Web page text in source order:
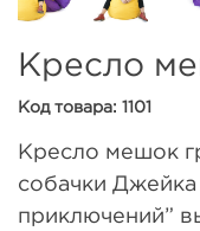
Кресло
Код товара: 1101
Кресло мешок
собачки
приключений”